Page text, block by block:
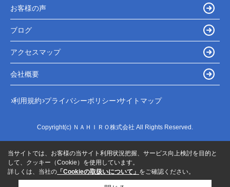
お客様の声
ブログ
アクセスマップ
会社概要
利用規約 プライバシーポリシー サイトマップ
Copyright(c) ＮＡＨＩＲＯ株式会社 All Rights Reserved.
当サイトでは、お客様の当サイト利用状況把握、サービス向上検討を目的と
して、クッキー（Cookie）を使用しています。
詳しくは、当社の 「Cookieの取扱いについて」 をご確認ください。